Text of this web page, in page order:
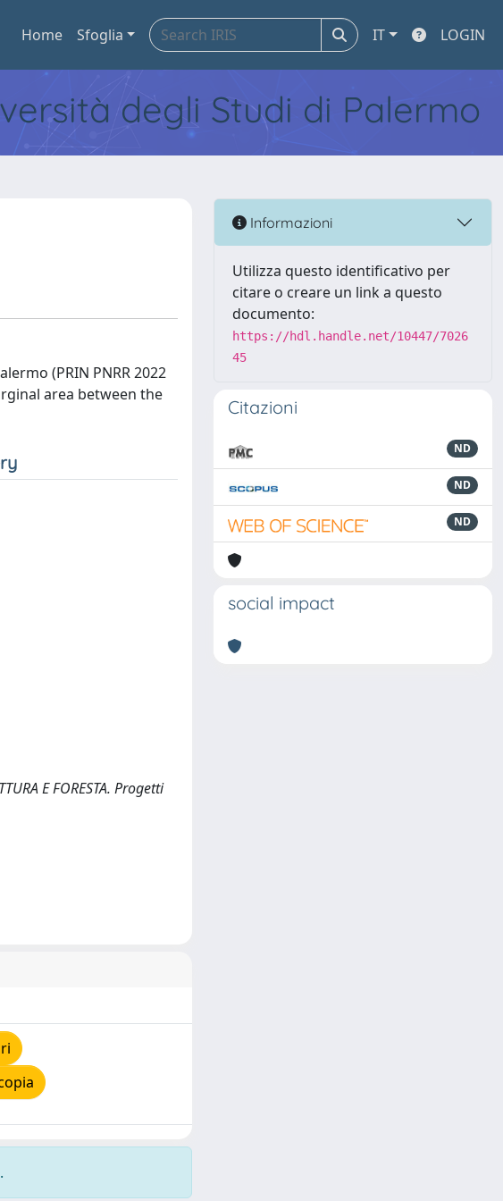
Home Sfoglia IT LOGIN
degli Studi di Palermo
(PRIN PNRR 2022
area between the
E FORESTA. Progetti
Informazioni
Utilizza questo identificativo per
citare o creare un link a questo
documento:
https://hdl.handle.net/10447/7026
45
Citazioni
ND
ND
ND
social impact